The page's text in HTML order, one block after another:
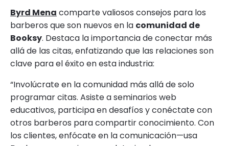
Byrd Mena comparte valiosos consejos para los
barberos que son nuevos en la comunidad de
Booksy. Destaca la importancia de conectar más
allá de las citas, enfatizando que las relaciones son
clave para el éxito en esta industria:
“Involúcrate en la comunidad más allá de solo
programar citas. Asiste a seminarios web
educativos, participa en desafíos y conéctate con
otros barberos para compartir conocimiento. Con
los clientes, enfócate en la comunicación—usa